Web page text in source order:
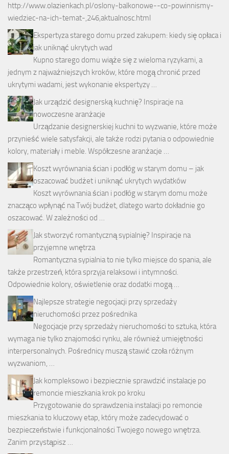
http://www.olazienkach.pl/oslony-balkonowe--co-powinnismy-
wiedziec-na-ich-temat-,246,aktualnosc.html
Ekspertyza starego domu przed zakupem: kiedy się opłaca i
jak uniknąć ukrytych wad
Kupno starego domu wiąże się z wieloma ryzykami, a
jednym z najważniejszych kroków, które mogą chronić przed
ukrytymi wadami, jest wykonanie ekspertyzy …
Jak urządzić designerską kuchnię? Inspiracje na
nowoczesne aranżacje
Urządzanie designerskiej kuchni to wyzwanie, które może
przynieść wiele satysfakcji, ale także rodzi pytania o odpowiednie
kolory, materiały i meble. Współczesne aranżacje …
Koszt wyrównania ścian i podłóg w starym domu – jak
oszacować budżet i uniknąć ukrytych wydatków
Koszt wyrównania ścian i podłóg w starym domu może
znacząco wpłynąć na Twój budżet, dlatego warto dokładnie go
oszacować. W zależności od …
Jak stworzyć romantyczną sypialnię? Inspiracje na
przyjemne wnętrza
Romantyczna sypialnia to nie tylko miejsce do spania, ale
także przestrzeń, która sprzyja relaksowi i intymności.
Odpowiednie kolory, oświetlenie oraz dodatki mogą …
Najlepsze strategie negocjacji przy sprzedaży
nieruchomości przez pośrednika
Negocjacje przy sprzedaży nieruchomości to sztuka, która
wymaga nie tylko znajomości rynku, ale również umiejętności
interpersonalnych. Pośrednicy muszą stawić czoła różnym
wyzwaniom, …
Jak kompleksowo i bezpiecznie sprawdzić instalacje po
remoncie mieszkania krok po kroku
Przygotowanie do sprawdzenia instalacji po remoncie
mieszkania to kluczowy etap, który może zadecydować o
bezpieczeństwie i funkcjonalności Twojego nowego wnętrza.
Zanim przystąpisz …